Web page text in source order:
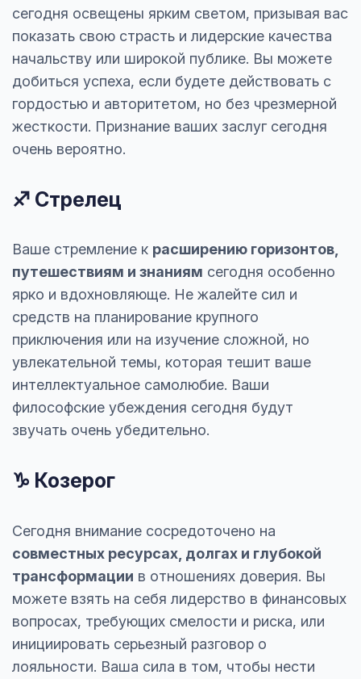
сегодня освещены ярким светом, призывая вас
показать свою страсть и лидерские качества
начальству или широкой публике. Вы можете
добиться успеха, если будете действовать с
гордостью и авторитетом, но без чрезмерной
жесткости. Признание ваших заслуг сегодня
очень вероятно.
♐ Стрелец
Ваше стремление к расширению горизонтов,
путешествиям и знаниям сегодня особенно
ярко и вдохновляюще. Не жалейте сил и
средств на планирование крупного
приключения или на изучение сложной, но
увлекательной темы, которая тешит ваше
интеллектуальное самолюбие. Ваши
философские убеждения сегодня будут
звучать очень убедительно.
♑ Козерог
Сегодня внимание сосредоточено на
совместных ресурсах, долгах и глубокой
трансформации в отношениях доверия. Вы
можете взять на себя лидерство в финансовых
вопросах, требующих смелости и риска, или
инициировать серьезный разговор о
лояльности. Ваша сила в том, чтобы нести